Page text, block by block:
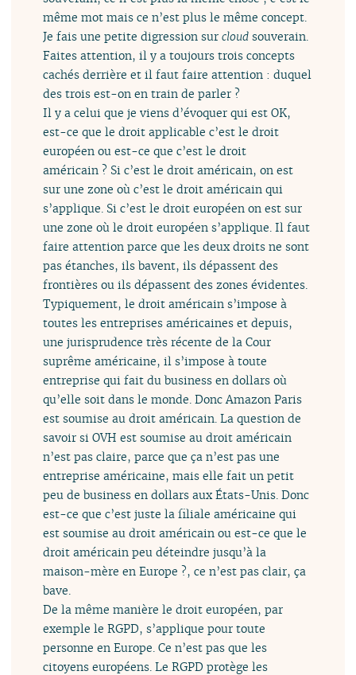
même mot mais ce n’est plus le même concept.
Je fais une petite digression surcloud souverain.
Faites attention, il y a toujours trois concepts
cachés derrière et il faut faire attention : duquel
des trois est-on en train de parler ?
Il y a celui que je viens d’évoquer qui est OK,
est-ce que le droit applicable c’est le droit
européen ou est-ce que c’est le droit
américain ? Si c’est le droit américain, on est
sur une zone où c’est le droit américain qui
s’applique. Si c’est le droit européen on est sur
une zone où le droit européen s’applique. Il faut
faire attention parce que les deux droits ne sont
pas étanches, ils bavent, ils dépassent des
frontières ou ils dépassent des zones évidentes.
Typiquement, le droit américain s’impose à
toutes les entreprises américaines et depuis,
une jurisprudence très récente de la Cour
suprême américaine, il s’impose à toute
entreprise qui fait du business en dollars où
qu’elle soit dans le monde. Donc Amazon Paris
est soumise au droit américain. La question de
savoir si OVH est soumise au droit américain
n’est pas claire, parce que ça n’est pas une
entreprise américaine, mais elle fait un petit
peu de business en dollars aux États-Unis. Donc
est-ce que c’est juste la filiale américaine qui
est soumise au droit américain ou est-ce que le
droit américain peu déteindre jusqu’à la
maison-mère en Europe ?, ce n’est pas clair, ça
bave.
De la même manière le droit européen, par
exemple le RGPD, s’applique pour toute
personne en Europe. Ce n’est pas que les
citoyens européens. Le RGPD protège les